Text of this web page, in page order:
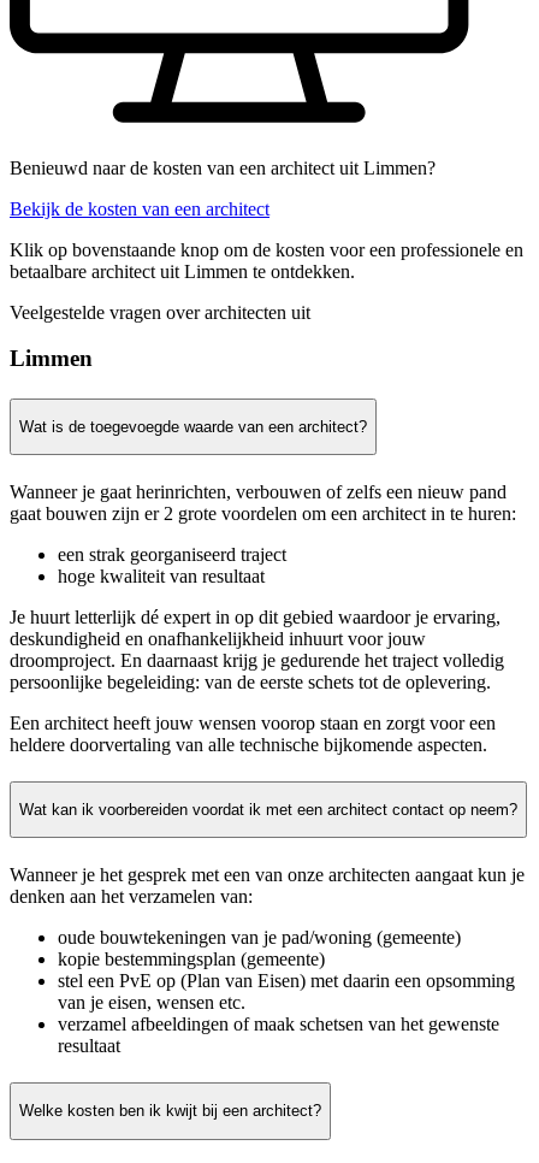
Benieuwd naar de kosten van een architect uit Limmen?
Bekijk de kosten van een architect
Klik op bovenstaande knop om de kosten voor een professionele en
betaalbare architect uit Limmen te ontdekken.
Veelgestelde vragen over architecten uit
Limmen
Wat is de toegevoegde waarde van een architect?
Wanneer je gaat herinrichten, verbouwen of zelfs een nieuw pand
gaat bouwen zijn er 2 grote voordelen om een architect in te huren:
een strak georganiseerd traject
hoge kwaliteit van resultaat
Je huurt letterlijk dé expert in op dit gebied waardoor je ervaring,
deskundigheid en onafhankelijkheid inhuurt voor jouw
droomproject. En daarnaast krijg je gedurende het traject volledig
persoonlijke begeleiding: van de eerste schets tot de oplevering.
Een architect heeft jouw wensen voorop staan en zorgt voor een
heldere doorvertaling van alle technische bijkomende aspecten.
Wat kan ik voorbereiden voordat ik met een architect contact op neem?
Wanneer je het gesprek met een van onze architecten aangaat kun je
denken aan het verzamelen van:
oude bouwtekeningen van je pad/woning (gemeente)
kopie bestemmingsplan (gemeente)
stel een PvE op (Plan van Eisen) met daarin een opsomming
van je eisen, wensen etc.
verzamel afbeeldingen of maak schetsen van het gewenste
resultaat
Welke kosten ben ik kwijt bij een architect?